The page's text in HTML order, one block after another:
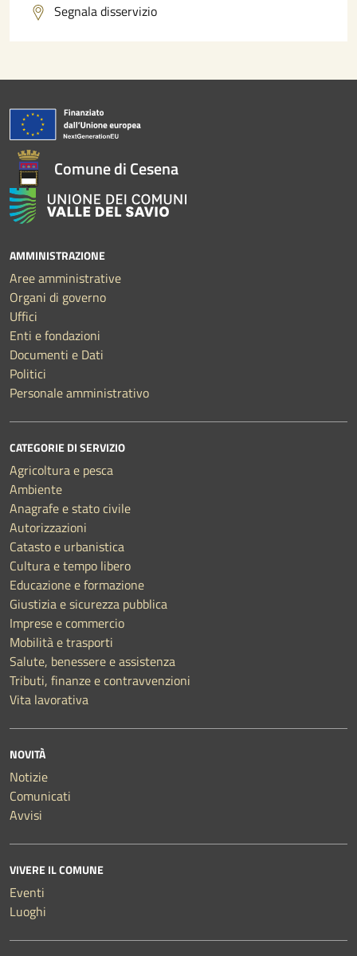
Segnala disservizio
Comune di Cesena
AMMINISTRAZIONE
Aree amministrative
Organi di governo
Uffici
Enti e fondazioni
Documenti e Dati
Politici
Personale amministrativo
CATEGORIE DI SERVIZIO
Agricoltura e pesca
Ambiente
Anagrafe e stato civile
Autorizzazioni
Catasto e urbanistica
Cultura e tempo libero
Educazione e formazione
Giustizia e sicurezza pubblica
Imprese e commercio
Mobilità e trasporti
Salute, benessere e assistenza
Tributi, finanze e contravvenzioni
Vita lavorativa
NOVITÀ
Notizie
Comunicati
Avvisi
VIVERE IL COMUNE
Eventi
Luoghi